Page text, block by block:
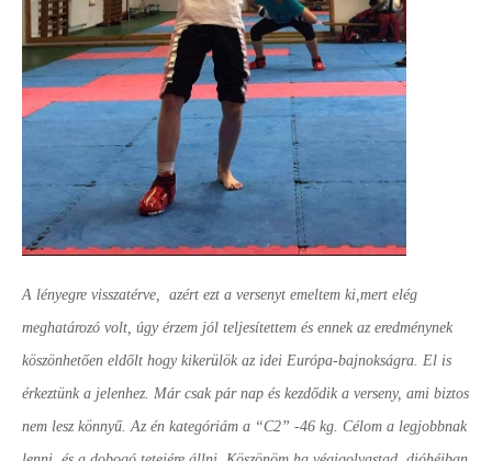
A lényegre visszatérve, azért ezt a versenyt emeltem ki,mert elég
meghatározó volt, úgy érzem jól teljesítettem és ennek az eredménynek
köszönhetően eldőlt hogy kikerülök az idei Európa-bajnokságra. El is
érkeztünk a jelenhez. Már csak pár nap és kezdődik a verseny, ami biztos
nem lesz könnyű. Az én kategóriám a “C2” -46 kg. Célom a legjobbnak